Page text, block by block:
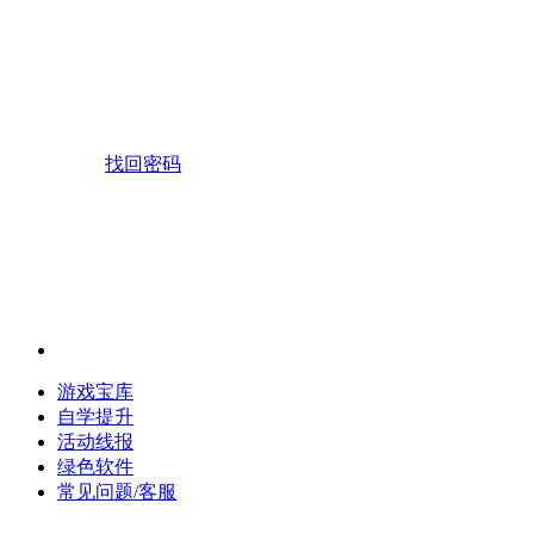
找回密码
游戏宝库
自学提升
活动线报
绿色软件
常见问题/客服